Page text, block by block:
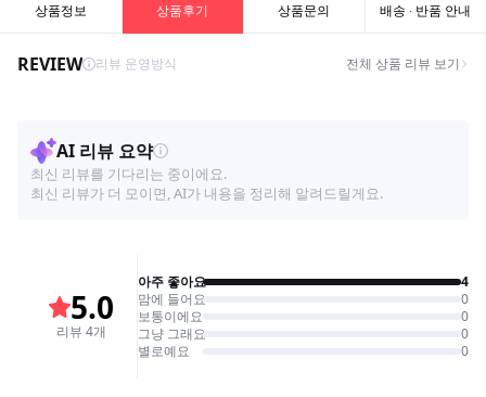
상품정보 상품후기 상품문의 배송 · 반품 안내